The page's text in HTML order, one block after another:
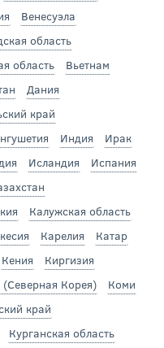
Венесуэла
область
область
Вьетнам
Дания
край
Индия
Ирак
Исландия
Испания
Калужская область
Карелия
Катар
Кения
Киргизия
Корея)
Коми
край
Курганская область